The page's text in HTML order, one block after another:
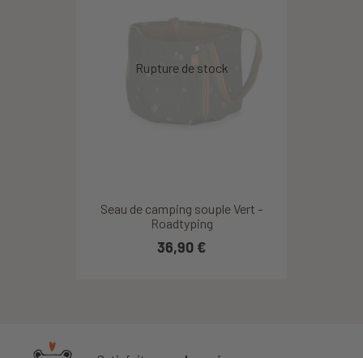
Seau de camping souple Vert -
Roadtyping
36,90 €